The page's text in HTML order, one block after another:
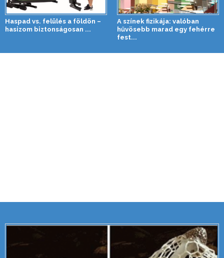
Haspad vs. felülés a földön –
hasizom biztonságosan ...
A színek fizikája: valóban
hűvösebb marad egy fehérre
fest...